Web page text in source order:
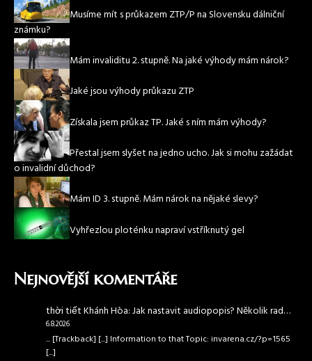
Musíme mít s průkazem ZTP/P na Slovensku dálniční
známku?
Mám invaliditu 2. stupně. Na jaké výhody mám nárok?
Jaké jsou výhody průkazu ZTP
Získala jsem průkaz TP. Jaké s ním mám výhody?
Přestal jsem slyšet na jedno ucho. Jak si mohu zažádat
o invalidní důchod?
Mám ID 3. stupně. Mám nárok na nějaké slevy?
Vyhřezlou ploténku napraví vstříknutý gel
Nejnovější komentáře
thời tiết Khánh Hòa:Jak nastavit audiopopis? Několik rad…
6.8.2026
... [Trackback] [...] Information to that Topic: invarena.cz/?p=1565
[...]